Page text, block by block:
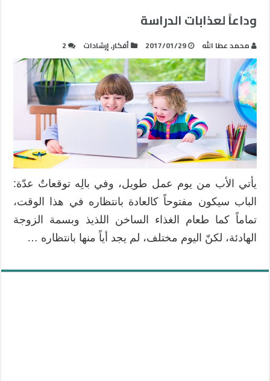
وداعاً لعذابات الدراسة
محمد عطا الله 2017/01/29 أفكار,إرشادات 2
يأتي الأب من يوم عمل طويل، وفي بالِه توقعاتٌ عدّة:
الباب سيكون مفتوحاً كالعادة بانتظاره في هذا الوقت،
تماماً كما طعام الغذاء الساخن اللذيذ وبسمة الزوجة
الهادئة، لكنّ اليوم مختلف، لم يجد أياً منها بانتظاره …